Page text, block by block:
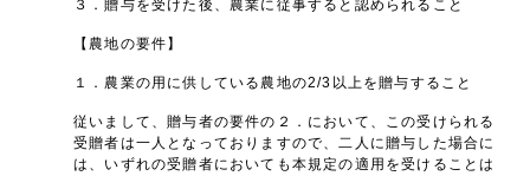
３．贈与を受けた後、農業に従事すると認められること
【農地の要件】
１．農業の用に供している農地の2/3以上を贈与すること
従いまして、贈与者の要件の２．において、この受けられる
受贈者は一人となっておりますので、二人に贈与した場合に
は、いずれの受贈者においても本規定の適用を受けることは